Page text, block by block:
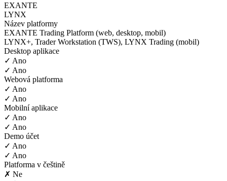
EXANTE
LYNX
Název platformy
EXANTE Trading Platform (web, desktop, mobil)
LYNX+, Trader Workstation (TWS), LYNX Trading (mobil)
Desktop aplikace
✓ Ano
✓ Ano
Webová platforma
✓ Ano
✓ Ano
Mobilní aplikace
✓ Ano
✓ Ano
Demo účet
✓ Ano
✓ Ano
Platforma v češtině
✗ Ne